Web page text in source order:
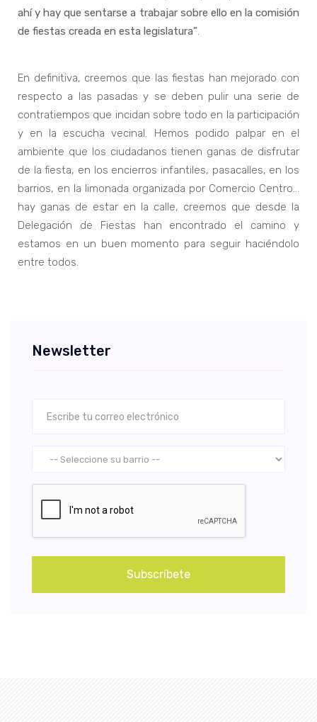
ahí y hay que sentarse a trabajar sobre ello en la comisión
de fiestas creada en esta legislatura”.
En definitiva, creemos que las fiestas han mejorado con
respecto a las pasadas y se deben pulir una serie de
contratiempos que incidan sobre todo en la participación
y en la escucha vecinal. Hemos podido palpar en el
ambiente que los ciudadanos tienen ganas de disfrutar
de la fiesta, en los encierros infantiles, pasacalles, en los
barrios, en la limonada organizada por Comercio Centro…
hay ganas de estar en la calle, creemos que desde la
Delegación de Fiestas han encontrado el camino y
estamos en un buen momento para seguir haciéndolo
entre todos.
Newsletter
Subscríbete